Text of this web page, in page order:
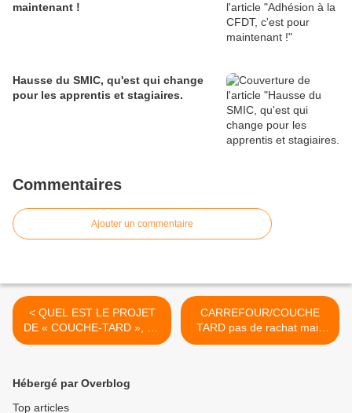
maintenant !
Hausse du SMIC, qu'est qui change
pour les apprentis et stagiaires.
Commentaires
Ajouter un commentaire
< QUEL EST LE PROJET
DE « COUCHE‐TARD », LE
GROUPE CANADIEN
CARREFOUR/COUCHE
TARD pas de rachat mais
un partenariat opérationnel
Hébergé par Overblog
Top articles